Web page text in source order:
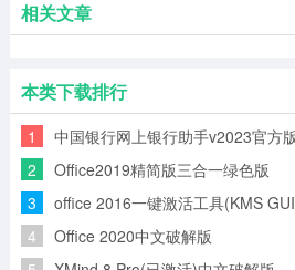
相关文章
本类下载排行
1 中国银行网上银行助手v2023官方
2 Office2019精简版三合一绿色版
3
office 2016一键激活工具(KMS
版
4 Office 2020中文破解版